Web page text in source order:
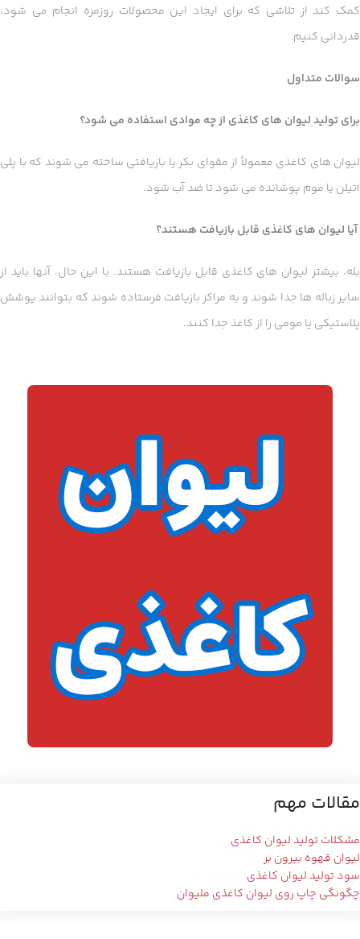
کمک کند از تلاشی که برای ایجاد این محصولات روزمره انجام می شود،
قدردانی کنیم.
سوالات متداول
برای تولید لیوان های کاغذی از چه موادی استفاده می شود؟
لیوان های کاغذی معمولاً از مقوای بکر یا بازیافتی ساخته می شوند که با پلی
اتیلن یا موم پوشانده می شود تا ضد آب شود.
آیا لیوان های کاغذی قابل بازیافت هستند؟
بله، بیشتر لیوان های کاغذی قابل بازیافت هستند. با این حال، آنها باید از
سایر زباله ها جدا شوند و به مراکز بازیافت فرستاده شوند که بتوانند پوشش
پلاستیکی یا مومی را از کاغذ جدا کنند.
مقالات مهم
مشکلات تولید لیوان کاغذی
لیوان قهوه بیرون بر
سود تولید لیوان کاغذی
چگونگی چاپ روی لیوان کاغذی ملیوان